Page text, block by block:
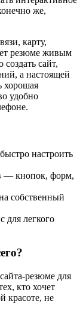
же,
карту,
резюме живым
сайт,
а настоящей
хорошая
удобно
настроить
— кнопок, форм,
собственный
для легкого
резюме для
кто хочет
красоте, не